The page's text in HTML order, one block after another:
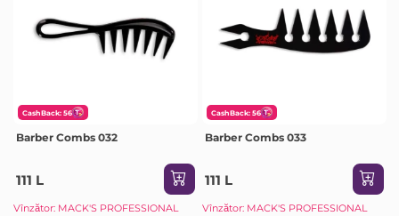
CashBack: 56
Barber Combs 032
111 L
Vînzător: MACK'S PROFESSIONAL
CashBack: 56
Barber Combs 033
111 L
Vînzător: MACK'S PROFESSIONAL